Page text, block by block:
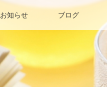
お知らせ ブログ